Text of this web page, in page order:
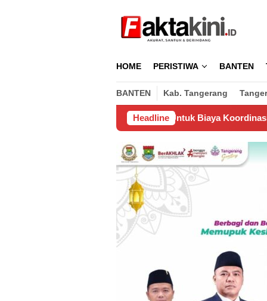
HOME PERISTIWA BANTEN
BANTEN Kab. Tangerang
Headline
Pengusaha, Untuk Biaya Koordinasi Pemasangan Wifi di